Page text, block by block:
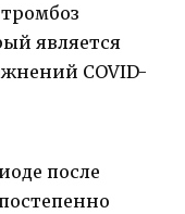
является
COVID-
после